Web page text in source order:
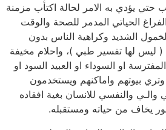
حتي يؤدي به الامر لحالة اكتأب مزمنة
الحياتي المدمر للصحة والوقت
الشديد وكراهية الناس بدون
ليس لها تفسير طبي )، واحلام مخيفة
او السوداء او العبيد السود او
وتري بيوتهم واماكنهم ويستخدمون
والـي والنفسي للانسان بغية افقاده
يخاف من حياته ومستقبله.